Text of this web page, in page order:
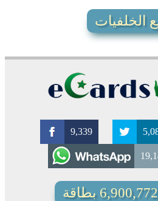
الخلفيات
9,339